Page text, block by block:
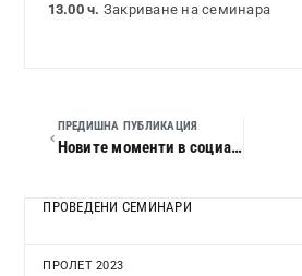
13.00 ч. Закриване на семинара
ПРЕДИШНА ПУБЛИКАЦИЯ
Новите моменти в социалното осигуряване и в трудовите отношения през 2006 г. Новата национална класификация на професиите и длъжностите
ПРОВЕДЕНИ СЕМИНАРИ
ПРОЛЕТ 2023